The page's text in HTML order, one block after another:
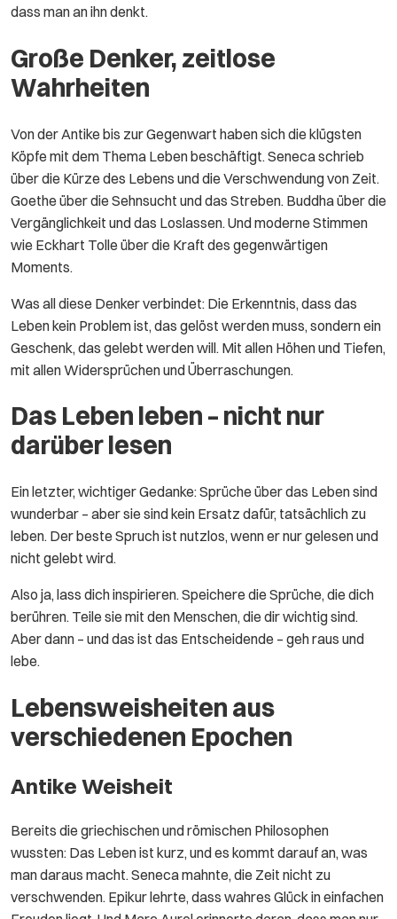
dass man an ihn denkt.
Große Denker, zeitlose
Wahrheiten
Von der Antike bis zur Gegenwart haben sich die klügsten
Köpfe mit dem Thema Leben beschäftigt. Seneca schrieb
über die Kürze des Lebens und die Verschwendung von Zeit.
Goethe über die Sehnsucht und das Streben. Buddha über die
Vergänglichkeit und das Loslassen. Und moderne Stimmen
wie Eckhart Tolle über die Kraft des gegenwärtigen
Moments.
Was all diese Denker verbindet: Die Erkenntnis, dass das
Leben kein Problem ist, das gelöst werden muss, sondern ein
Geschenk, das gelebt werden will. Mit allen Höhen und Tiefen,
mit allen Widersprüchen und Überraschungen.
Das Leben leben – nicht nur
darüber lesen
Ein letzter, wichtiger Gedanke: Sprüche über das Leben sind
wunderbar – aber sie sind kein Ersatz dafür, tatsächlich zu
leben. Der beste Spruch ist nutzlos, wenn er nur gelesen und
nicht gelebt wird.
Also ja, lass dich inspirieren. Speichere die Sprüche, die dich
berühren. Teile sie mit den Menschen, die dir wichtig sind.
Aber dann – und das ist das Entscheidende – geh raus und
lebe.
Lebensweisheiten aus
verschiedenen Epochen
Antike Weisheit
Bereits die griechischen und römischen Philosophen
wussten: Das Leben ist kurz, und es kommt darauf an, was
man daraus macht. Seneca mahnte, die Zeit nicht zu
verschwenden. Epikur lehrte, dass wahres Glück in einfachen